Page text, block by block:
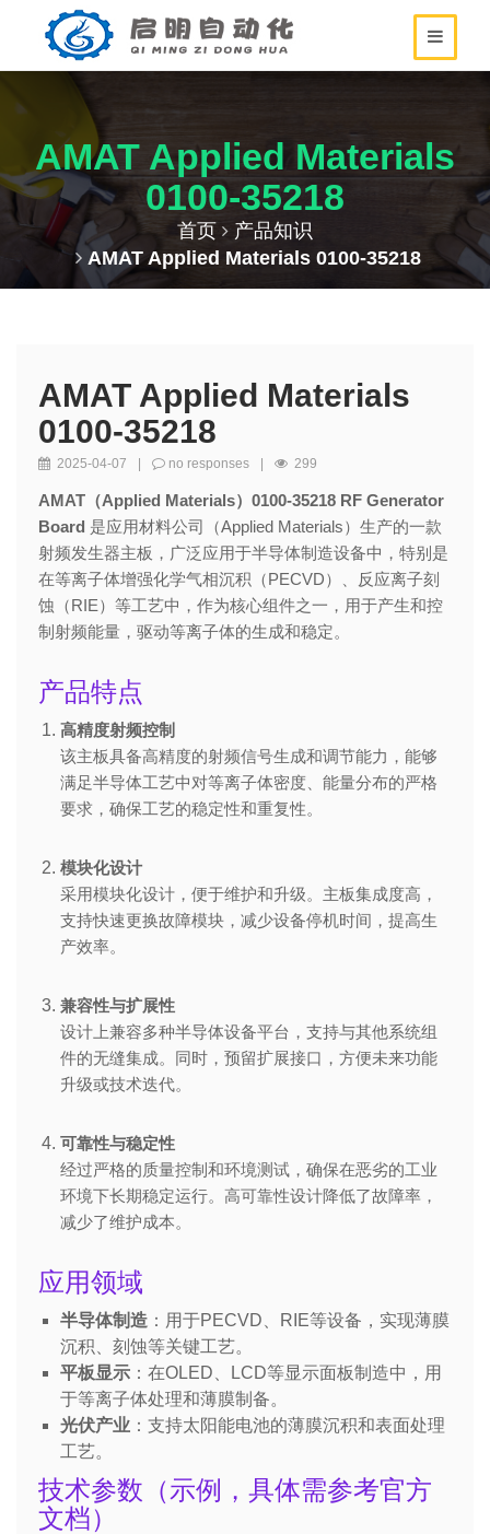
AMAT Applied Materials
0100-35218
首页
产品知识
AMAT Applied Materials 0100-35218
AMAT Applied Materials
0100-35218
2025-04-07 no responses 299
AMAT（Applied Materials）0100-35218 RF Generator
Board 是应用材料公司（Applied Materials）生产的一款
射频发生器主板，广泛应用于半导体制造设备中，特别是
在等离子体增强化学气相沉积（PECVD）、反应离子刻
蚀（RIE）等工艺中，作为核心组件之一，用于产生和控
制射频能量，驱动等离子体的生成和稳定。
产品特点
高精度射频控制
该主板具备高精度的射频信号生成和调节能力，能够
满足半导体工艺中对等离子体密度、能量分布的严格
要求，确保工艺的稳定性和重复性。
模块化设计
采用模块化设计，便于维护和升级。主板集成度高，
支持快速更换故障模块，减少设备停机时间，提高生
产效率。
兼容性与扩展性
设计上兼容多种半导体设备平台，支持与其他系统组
件的无缝集成。同时，预留扩展接口，方便未来功能
升级或技术迭代。
可靠性与稳定性
经过严格的质量控制和环境测试，确保在恶劣的工业
环境下长期稳定运行。高可靠性设计降低了故障率，
减少了维护成本。
应用领域
半导体制造 ：用于PECVD、RIE等设备，实现薄膜
沉积、刻蚀等关键工艺。
平板显示 ：在OLED、LCD等显示面板制造中，用
于等离子体处理和薄膜制备。
光伏产业 ：支持太阳能电池的薄膜沉积和表面处理
工艺。
技术参数（示例，具体需参考官方
文档）